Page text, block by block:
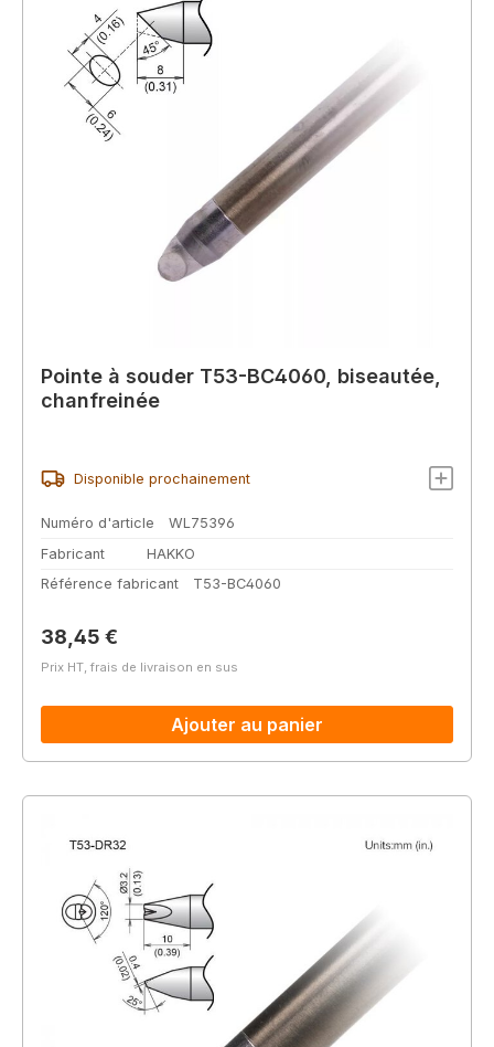
Pointe à souder T53-BC4060, biseautée,
chanfreinée
Disponible prochainement
Numéro d'article
WL75396
Fabricant
HAKKO
Référence fabricant
T53-BC4060
Prix régulier :
38,45 €
Prix HT, frais de livraison en sus
Ajouter au panier